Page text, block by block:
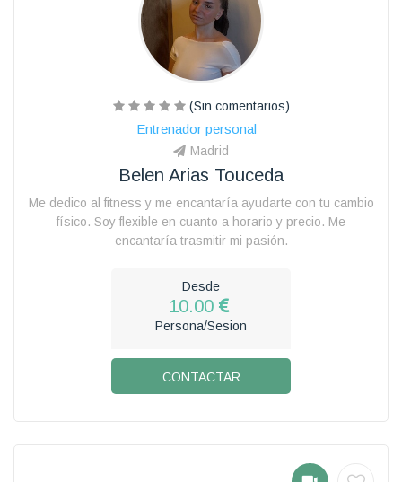
(Sin comentarios)
Entrenador personal
Madrid
Belen Arias Touceda
Me dedico al fitness y me encantaría ayudarte con tu cambio
físico. Soy flexible en cuanto a horario y precio. Me
encantaría trasmitir mi pasión.
Desde
10.00
Persona/Sesion
CONTACTAR